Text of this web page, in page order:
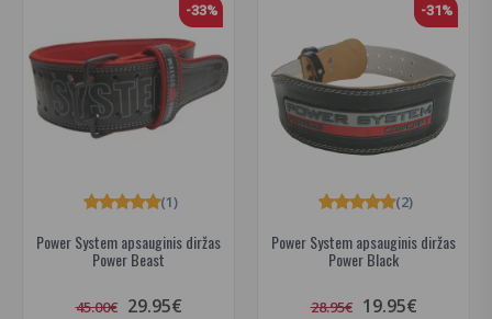
-33%
Power System apsauginis diržas
Power Beast
(1)
45.00€ 29.95€
-31%
Power System apsauginis diržas
Power Black
(2)
28.95€ 19.95€